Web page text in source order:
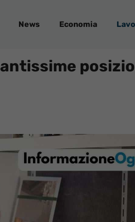
News Economia